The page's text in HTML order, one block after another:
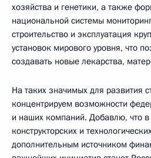
хозяйства и генетики, а также
национальной системы
строительство и эксплуатация
установок мирового уровня, что
создавать новые лекарства,
На таких значимых для развития
концентрируем возможности
и наших компаний. Добавлю, что в
конструкторских и
дополнительным источником